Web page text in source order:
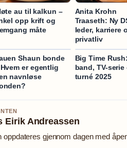
au til kalkun –
opp krift og
måte
Anita Krohn
Traaseth: Ny
leder, karriere
privatliv
Shaun bonde
er egentlig
navnløse
Big Time
band, TV-serie
turné 2025
Eirik Andreassen
oppdateres gjennom dagen med